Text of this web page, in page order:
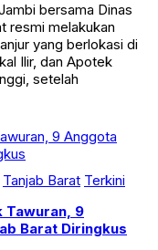
bersama Dinas
resmi melakukan
yang berlokasi di
Ilir, dan Apotek
setelah
Tanjab Barat Terkini
Tawuran, 9
Barat Diringkus